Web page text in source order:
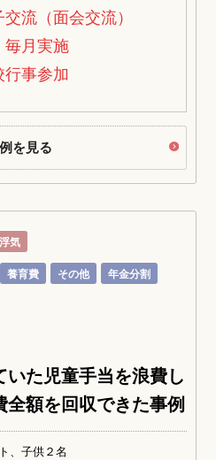
流（面会交流）
毎月実施
行事参加
を見る
気
養育費 その他
年金分割
た児童手当を浪費し
全額を回収できた事例
、子供２名